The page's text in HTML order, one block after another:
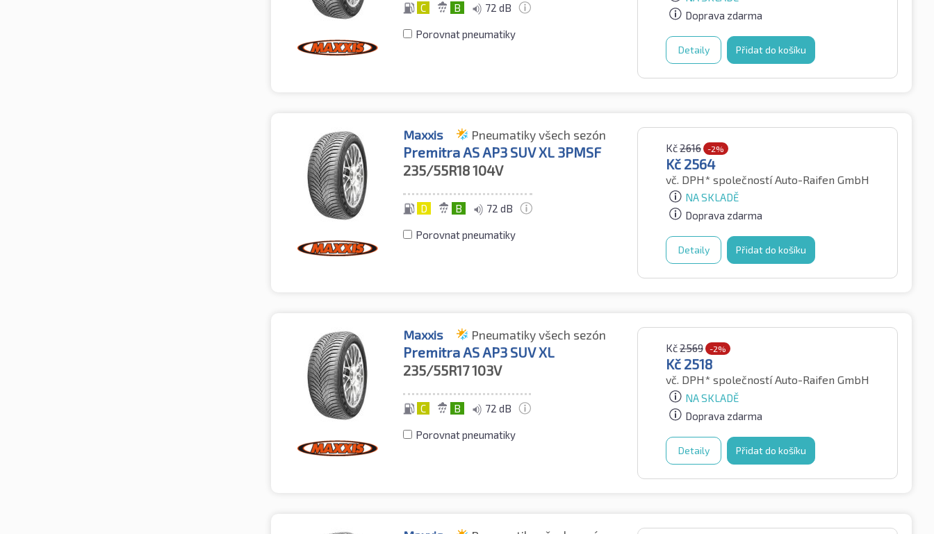
C B 72 dB
Porovnat pneumatiky
Doprava zdarma
Detaily Přidat do košíku
Maxxis Pneumatiky všech sezón
Premitra AS AP3 SUV XL 3PMSF
235/55R18104V
D B 72 dB
Porovnat pneumatiky
Kč2616 -2%
Kč 2564
vč. DPH* společností Auto-Raifen GmbH
NA SKLADĚ
Doprava zdarma
Detaily Přidat do košíku
Maxxis Pneumatiky všech sezón
Premitra AS AP3 SUV XL
235/55R17103V
C B 72 dB
Porovnat pneumatiky
Kč2569 -2%
Kč 2518
vč. DPH* společností Auto-Raifen GmbH
NA SKLADĚ
Doprava zdarma
Detaily Přidat do košíku